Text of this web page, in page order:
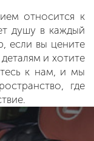
относится к
душу в каждый
если вы цените
и хотите
к нам, и мы
где